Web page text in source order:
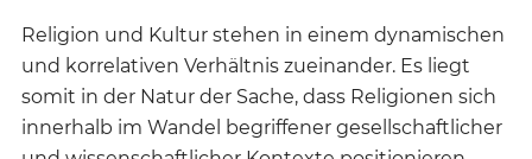
Religion und Kultur stehen in einem dynamischen
und korrelativen Verhältnis zueinander. Es liegt
somit in der Natur der Sache, dass Religionen sich
innerhalb im Wandel begriffener gesellschaftlicher